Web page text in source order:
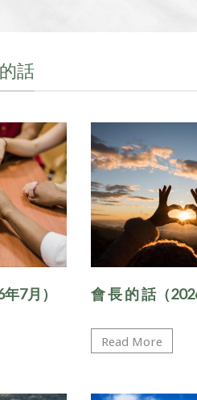
話
7月） 會 ⻑ 的 話（
Read More